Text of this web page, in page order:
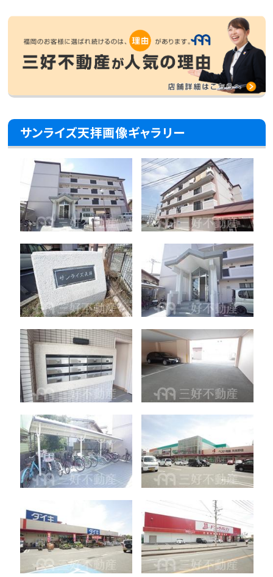
サンライズ天拝画像ギャラリー